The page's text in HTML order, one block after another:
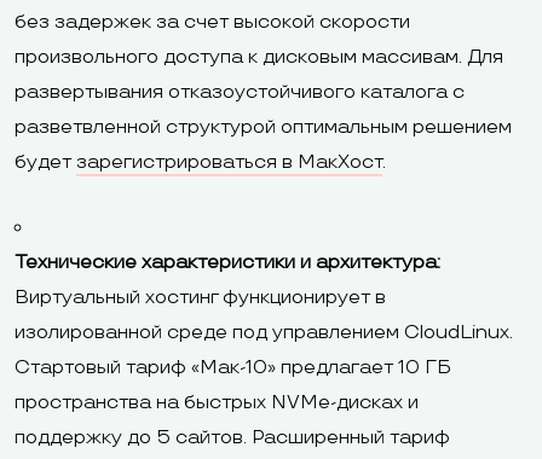
без задержек за счет высокой скорости
произвольного доступа к дисковым массивам. Для
развертывания отказоустойчивого каталога с
разветвленной структурой оптимальным решением
будет зарегистрироваться в МакХост.
Технические характеристики и архитектура:
Виртуальный хостинг функционирует в
изолированной среде под управлением CloudLinux.
Стартовый тариф «Мак-10» предлагает 10 ГБ
пространства на быстрых NVMe-дисках и
поддержку до 5 сайтов. Расширенный тариф